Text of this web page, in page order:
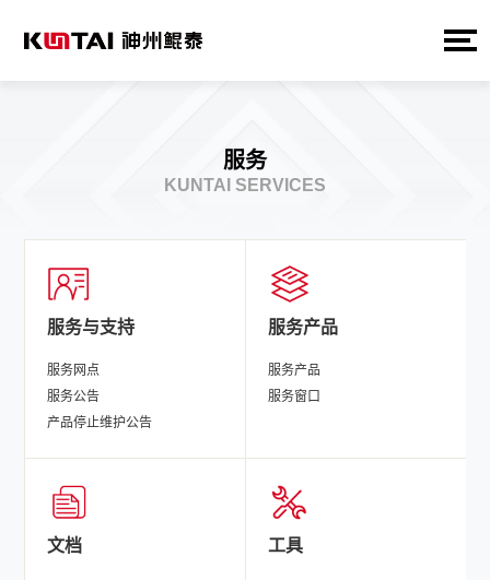
服务
KUNTAI SERVICES
服务与支持
服务网点
服务公告
产品停止维护公告
服务产品
服务产品
服务窗口
文档 工具